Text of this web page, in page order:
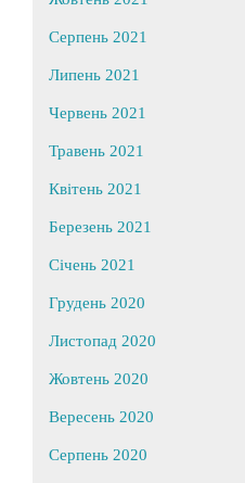
Серпень 2021
Липень 2021
Червень 2021
Травень 2021
Квітень 2021
Березень 2021
Січень 2021
Грудень 2020
Листопад 2020
Жовтень 2020
Вересень 2020
Серпень 2020